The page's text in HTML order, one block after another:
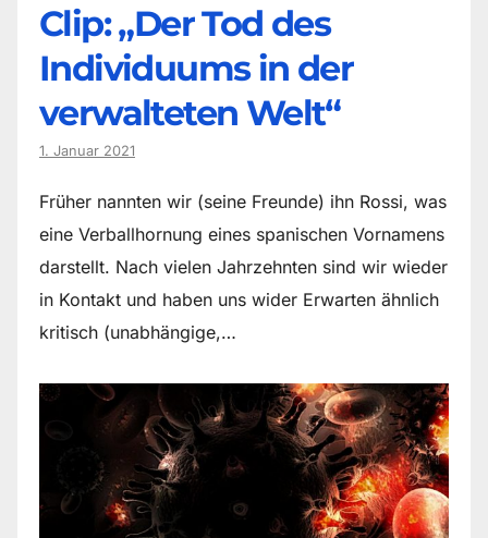
Clip: „Der Tod des
Individuums in der
verwalteten Welt“
1. Januar 2021
Früher nannten wir (seine Freunde) ihn Rossi, was
eine Verballhornung eines spanischen Vornamens
darstellt. Nach vielen Jahrzehnten sind wir wieder
in Kontakt und haben uns wider Erwarten ähnlich
kritisch (unabhängige,…